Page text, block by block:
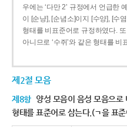
우에는 ‘다만 2’ 규정에서 언급한
이 [순냥], [순념소]이지 [수양], [수
형태를 비표준어로 규정하였다.
아니므로 ‘수쥐’와 같은 형태를
제2절 모음
제8항 양성 모음이 음성 모음으로
형태를 표준어로 삼는다.(ㄱ을 표